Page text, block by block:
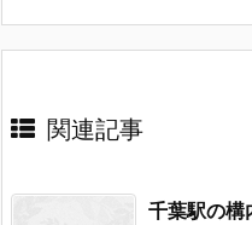
関連記事
千葉駅の構